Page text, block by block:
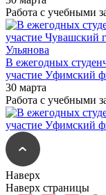
Работа с учебными
В ежегодных
участие Уфимский
30 марта
Работа с учебными
Наверх
Наверх страницы